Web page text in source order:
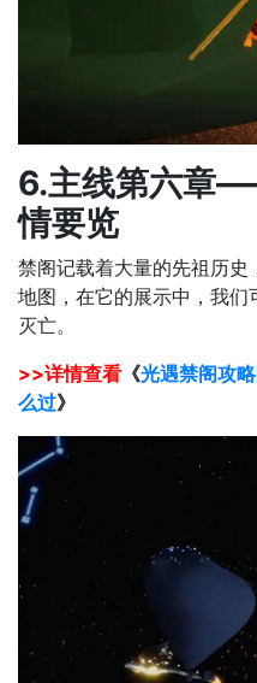
6.主线第六章
情要览
禁阁记载着大量的先祖历
地图，在它的展示中，我
灭亡。
>>详情查看 《光遇禁阁攻
么过》